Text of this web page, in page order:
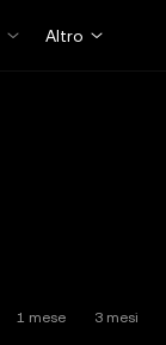
Altro
1 mese 3 mesi